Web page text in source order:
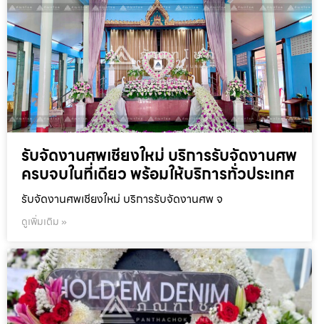
รับจัดงานศพเชียงใหม่ บริการรับจัดงานศพ
ครบจบในที่เดียว พร้อมให้บริการทั่วประเทศ
รับจัดงานศพเชียงใหม่ บริการรับจัดงานศพ จ
ดูเพิ่มเติม »